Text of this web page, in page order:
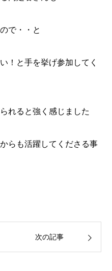
で・・と
！と手を挙げ参加してく
れると強く感じました
らも活躍してくださる事
次の記事